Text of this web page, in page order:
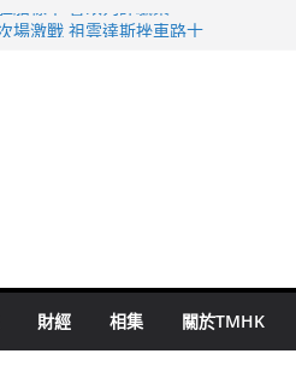
胎樣本 警改列詐騙案
財經 相集 關於TMHK